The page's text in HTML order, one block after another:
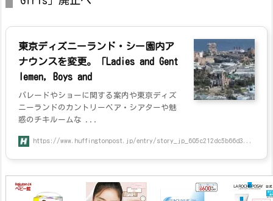
東京ディズニーランド・シー園内ア
ナウンスを変更。「Ladies and Gent
lemen, Boys and
パレードやショーに関する案内や東京ディズ
ニーランドのカントリーベア・シアターや魅
惑のチキルームな ...
https://www.huffingtonpost.jp/entry/story_jp_605c212dc5b66d3...